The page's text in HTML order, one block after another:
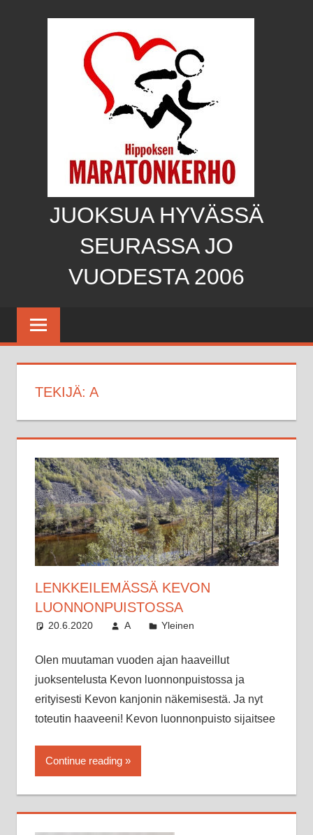
JUOKSUA HYVÄSSÄ
SEURASSA JO
VUODESTA 2006
Maratonkerho
TEKIJÄ: A
LENKKEILEMÄSSÄ KEVON
LUONNONPUISTOSSA
20.6.2020 A Yleinen
Olen muutaman vuoden ajan haaveillut
juoksentelusta Kevon luonnonpuistossa ja
erityisesti Kevon kanjonin näkemisestä. Ja nyt
toteutin haaveeni! Kevon luonnonpuisto sijaitsee
Continue reading